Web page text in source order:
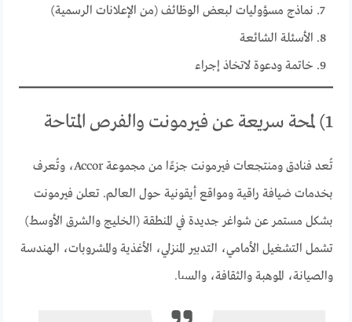
نماذج مسؤوليات لبعض الوظائف (من الإعلانات الرسمية)
الأسئلة الشائعة
خاتمة ودعوة لاتخاذ إجراء
1) لمحة سريعة عن فيرمونت والفرص المتاحة
تُعد فنادق ومنتجعات فيرمونت جزءًا من مجموعة Accor، وتُعرف
بخدمات ضيافة راقية ومواقع أيقونية حول العالم. تعلن فيرمونت
بشكل مستمر عن شواغر جديدة في المنطقة (الخليج والشرق الأوسط)
تشمل التشغيل الأمامي، التدبير المنزلي، الأغذية والمشروبات، الهندسة
والصيانة، الموهبة والثقافة، والسبا.